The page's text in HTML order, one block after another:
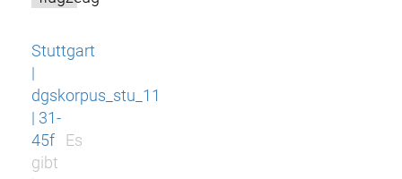
Stuttgart
|
dgskorpus_stu_11
| 31-
45f
Es
gibt